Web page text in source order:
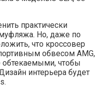
практически
Но, даже по
что кроссовер
обвесом AMG,
обтекаемыми, чтобы
интерьера будет